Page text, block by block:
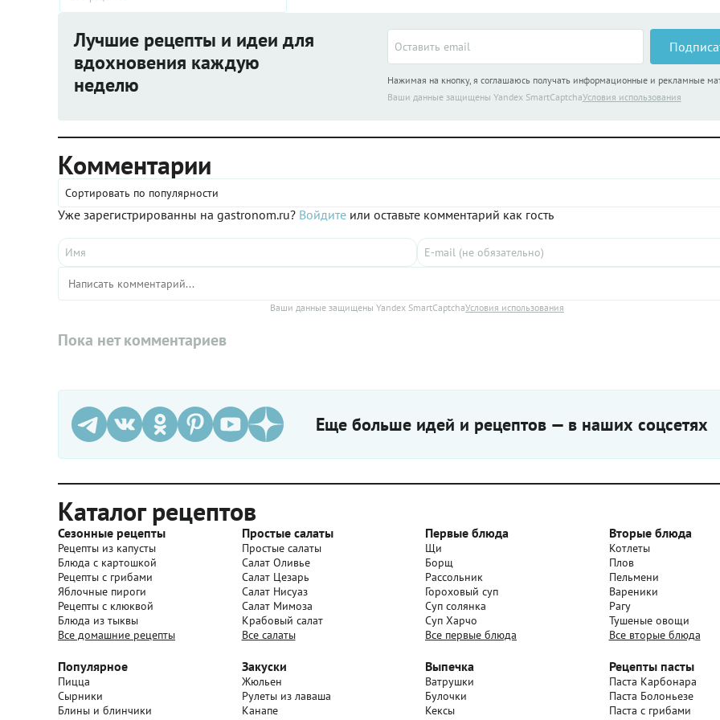
Лучшие рецепты и идеи для
вдохновения каждую
неделю
Нажимая на кнопку, я соглашаюсь получать информационные и рекламные
Ваши данные защищены Yandex SmartCaptchaУсловия использования
Комментарии
Сортировать по популярности
Уже зарегистрированны на gastronom.ru? Войдите или оставьте комментарий как гость
Ваши данные защищены Yandex SmartCaptchaУсловия использования
Пока нет комментариев
Еще больше идей и рецептов — в наших соцсетях
Каталог рецептов
Сезонные рецепты
Рецепты из капусты
Блюда с картошкой
Рецепты с грибами
Яблочные пироги
Рецепты с клюквой
Блюда из тыквы
Все домашние рецепты
Простые салаты
Простые салаты
Салат Оливье
Салат Цезарь
Салат Нисуаз
Салат Мимоза
Крабовый салат
Все салаты
Первые блюда
Щи
Борщ
Рассольник
Гороховый суп
Суп солянка
Суп Харчо
Все первые блюда
Вторые блюда
Котлеты
Плов
Пельмени
Вареники
Рагу
Тушеные овощи
Все вторые блюда
Популярное
Пицца
Сырники
Блины и блинчики
Закуски
Жюльен
Рулеты из лаваша
Канапе
Выпечка
Ватрушки
Булочки
Кексы
Рецепты пасты
Паста Карбонара
Паста Болоньезе
Паста с грибами